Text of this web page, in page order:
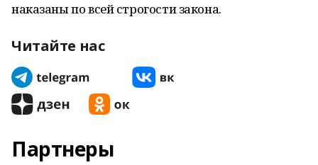
наказаны по всей строгости закона.
Читайте нас
Партнеры